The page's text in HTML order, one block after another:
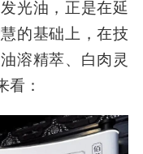
了“中式养白”的
旻介绍，从去年
场上主流的“猛
中草药，构建一